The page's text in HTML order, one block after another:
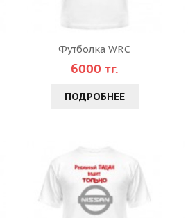
Футболка WRC
6000 тг.
ПОДРОБНЕЕ